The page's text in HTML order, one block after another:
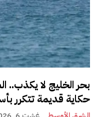
بحر الخليج لا يكذب..
حكاية قديمة تتكرر